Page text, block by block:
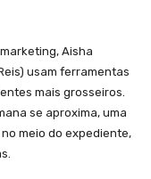
Aisha
usam ferramentas
mais grosseiros.
se aproxima, uma
meio do expediente,